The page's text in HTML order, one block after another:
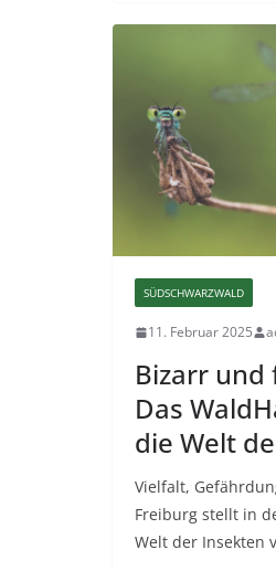
SÜDSCHWARZWALD
11. Februar 2025
Bizarr
Das
die Welt
Vielfalt,
Freiburg stellt in
Welt der Insekten